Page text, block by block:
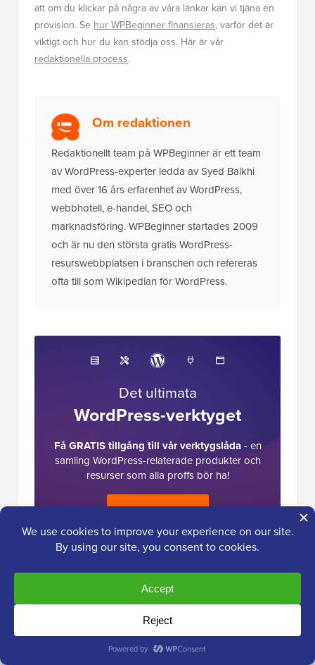
att om du klickar på några av våra länkar kan vi tjäna en
provision. Se hur WPBeginner finansieras, varför det är
viktigt och hur du kan stödja oss. Här är vår
redaktionella process.
Om redaktionen
Redaktionellt team på WPBeginner är ett team
av WordPress-experter ledda av Syed Balkhi
med över 16 års erfarenhet av WordPress,
webbhotell, e-handel, SEO och
marknadsföring. WPBeginner startades 2009
och är nu den största gratis WordPress-
resurswebbplatsen i branschen och refereras
ofta till som Wikipedian för WordPress.
Det ultimata
WordPress-verktyget
Få GRATIS tillgång till vår verktygslåda- en
samling WordPress-relaterade produkter och
resurser som alla proffs bör ha!
Ladda ner nu
interaktioner
Grattis, du har möjlighet att bli den första